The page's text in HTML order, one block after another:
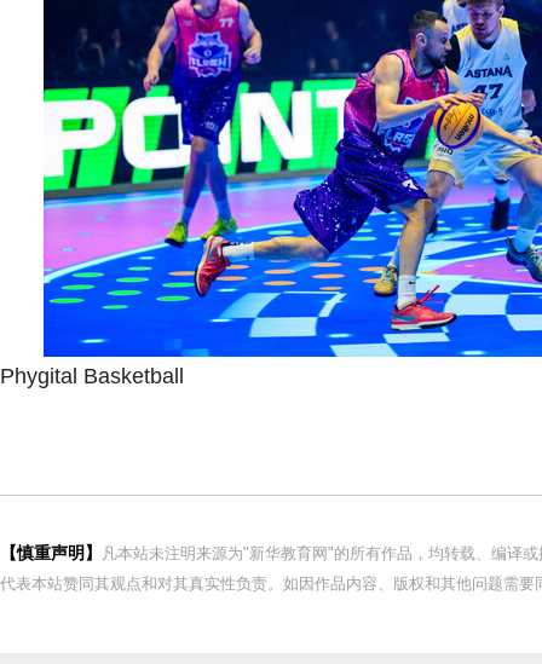
Phygital Basketball
【慎重声明】
凡本站未注明来源为"新华教育网"的所有作品，均转载、编译
代表本站赞同其观点和对其真实性负责。如因作品内容、版权和其他问题需